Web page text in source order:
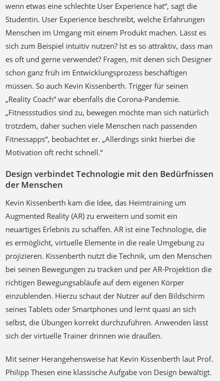
wenn etwas eine schlechte User Experience hat“, sagt die
Studentin. User Experience beschreibt, welche Erfahrungen
Menschen im Umgang mit einem Produkt machen. Lässt es
sich zum Beispiel intuitiv nutzen? Ist es so attraktiv, dass man
es oft und gerne verwendet? Fragen, mit denen sich Designer
schon ganz früh im Entwicklungsprozess beschäftigen
müssen. So auch Kevin Kissenberth. Trigger für seinen
„Reality Coach“ war ebenfalls die Corona-Pandemie.
„Fitnessstudios sind zu, bewegen möchte man sich natürlich
trotzdem, daher suchen viele Menschen nach passenden
Fitnessapps“, beobachtet er. „Allerdings sinkt hierbei die
Motivation oft recht schnell.“
Design verbindet Technologie mit den Bedürfnissen
der Menschen
Kevin Kissenberth kam die Idee, das Heimtraining um
Augmented Reality (AR) zu erweitern und somit ein
neuartiges Erlebnis zu schaffen. AR ist eine Technologie, die
es ermöglicht, virtuelle Elemente in die reale Umgebung zu
projizieren. Kissenberth nutzt die Technik, um den Menschen
bei seinen Bewegungen zu tracken und per AR-Projektion die
richtigen Bewegungsabläufe auf dem eigenen Körper
einzublenden. Hierzu schaut der Nutzer auf den Bildschirm
seines Tablets oder Smartphones und lernt quasi an sich
selbst, die Übungen korrekt durchzuführen. Anwenden lässt
sich der virtuelle Trainer drinnen wie draußen.
Mit seiner Herangehensweise hat Kevin Kissenberth laut Prof.
Philipp Thesen eine klassische Aufgabe von Design bewältigt.